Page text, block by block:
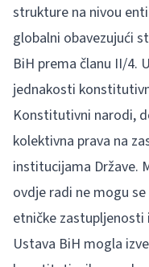
strukture na nivou
globalni obavezujući
BiH prema članu II/4.
jednakosti
Konstitutivni narodi,
kolektivna prava na
institucijama Države.
ovdje radi ne mogu
etničke zastupljenosti
Ustava BiH mogla